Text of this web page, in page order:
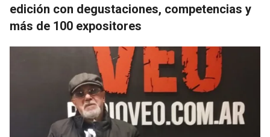
edición con degustaciones, competencias y
más de 100 expositores